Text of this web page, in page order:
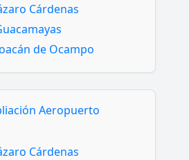
Cárdenas
de Ocampo
Aeropuerto
Cárdenas